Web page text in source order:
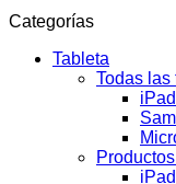
Categorías
Tableta
Todas las